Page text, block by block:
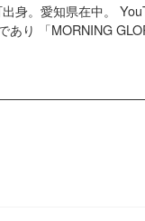
身。愛知県在中。
あり 「MORNING